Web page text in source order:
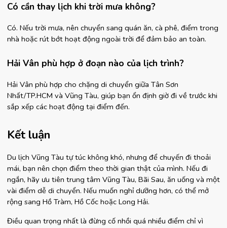
Có cần thay lịch khi trời mưa không?
Có. Nếu trời mưa, nên chuyển sang quán ăn, cà phê, điểm trong
nhà hoặc rút bớt hoạt động ngoài trời để đảm bảo an toàn.
Hải Vân phù hợp ở đoạn nào của lịch trình?
Hải Vân phù hợp cho chặng di chuyển giữa Tân Sơn
Nhất/TP.HCM và Vũng Tàu, giúp bạn ổn định giờ đi về trước khi
sắp xếp các hoạt động tại điểm đến.
Kết luận
Du lịch Vũng Tàu tự túc không khó, nhưng để chuyến đi thoải
mái, bạn nên chọn điểm theo thời gian thật của mình. Nếu đi
ngắn, hãy ưu tiên trung tâm Vũng Tàu, Bãi Sau, ăn uống và một
vài điểm dễ di chuyển. Nếu muốn nghỉ dưỡng hơn, có thể mở
rộng sang Hồ Tràm, Hồ Cốc hoặc Long Hải.
Điều quan trọng nhất là đừng cố nhồi quá nhiều điểm chỉ vì